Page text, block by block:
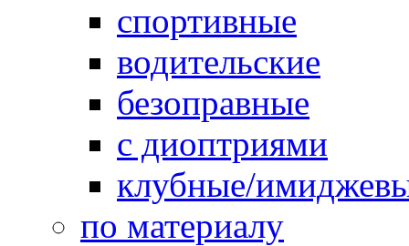
спортивные
водительские
безоправные
с диоптриями
клубные/
по материалу